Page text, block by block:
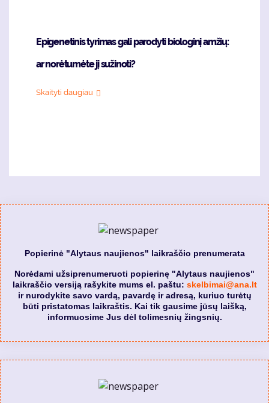
Epigenetinis tyrimas gali parodyti biologinį amžių:
ar norėtumėte jį sužinoti?
Skaityti daugiau
Popierinė "Alytaus naujienos" laikraščio prenumerata
Norėdami užsiprenumeruoti popierinę "Alytaus naujienos"
laikraščio versiją rašykite mums el. paštu: skelbimai@ana.lt
ir nurodykite savo vardą, pavardę ir adresą, kuriuo turėtų
būti pristatomas laikraštis. Kai tik gausime jūsų laišką,
informuosime Jus dėl tolimesnių žingsnių.